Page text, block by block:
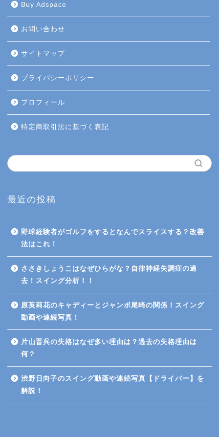
Buy Adspace
お問い合わせ
サイトマップ
プライバシーポリシー
プロフィール
特定商取引法に基づく表記
最近の投稿
野球経験者がゴルフをするとなんでスライスする？改善
法はこれ！
ささきしょうこはなぜひらがな？自律神経失調症の過
去！スイング分析！！
原英莉花のキャディーとジャンボ尾崎の関係！スイング
動画や連続写真！
片山晋呉の失格はなぜ多い理由は？過去の失格理由は
何？
渋野日向子のスイング動画や連続写真【ドライバー】を
解説！